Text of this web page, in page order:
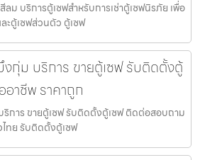
บริการตู้เซฟสำหรับการเช่าตู้เซฟนิรภัย เพื่อ
ะตู้เซฟส่วนตัว ตู้เซฟ
กุ่ม บริการ ขายตู้เซฟ รับติดตั้งตู้
าชีพ ราคาถูก
การ ขายตู้เซฟ รับติดตั้งตู้เซฟ ติดต่อสอบถาม
ทย รับติดตั้งตู้เซฟ